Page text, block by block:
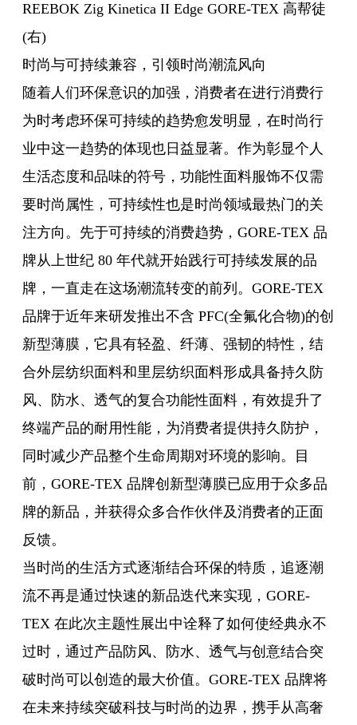
REEBOK Zig Kinetica II Edge GORE-TEX 高帮徒
(右)
时尚与可持续兼容，引领时尚潮流风向
随着人们环保意识的加强，消费者在进行消费行
为时考虑环保可持续的趋势愈发明显，在时尚行
业中这一趋势的体现也日益显著。作为彰显个人
生活态度和品味的符号，功能性面料服饰不仅需
要时尚属性，可持续性也是时尚领域最热门的关
注方向。先于可持续的消费趋势，GORE-TEX 品
牌从上世纪 80 年代就开始践行可持续发展的品
牌，一直走在这场潮流转变的前列。GORE-TEX
品牌于近年来研发推出不含 PFC(全氟化合物)的创
新型薄膜，它具有轻盈、纤薄、强韧的特性，结
合外层纺织面料和里层纺织面料形成具备持久防
风、防水、透气的复合功能性面料，有效提升了
终端产品的耐用性能，为消费者提供持久防护，
同时减少产品整个生命周期对环境的影响。目
前，GORE-TEX 品牌创新型薄膜已应用于众多品
牌的新品，并获得众多合作伙伴及消费者的正面
反馈。
当时尚的生活方式逐渐结合环保的特质，追逐潮
流不再是通过快速的新品迭代来实现，GORE-
TEX 在此次主题性展出中诠释了如何使经典永不
过时，通过产品防风、防水、透气与创意结合突
破时尚可以创造的最大价值。GORE-TEX 品牌将
在未来持续突破科技与时尚的边界，携手从高奢